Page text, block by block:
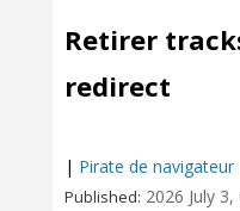
Retirer
redirect
| Pirate de navigateur
Published: 2026 July 3,